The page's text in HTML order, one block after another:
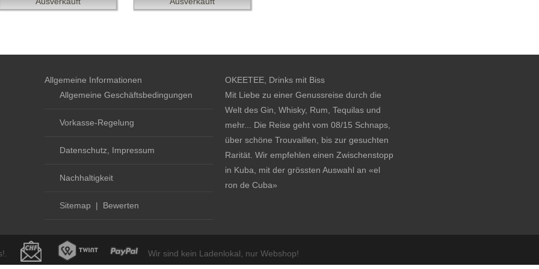
Wir sind kein Ladenlokal, nur Webshop!
Allgemeine Informationen
Allgemeine Geschäftsbedingungen
Vorkasse-Regelung
Datenschutz, Impressum
Nachhaltigkeit
Sitemap | Bewerten
OKEETEE, Drinks mit Biss
Mit Liebe zu einer Genussreise durch die
Welt des Gin, Whisky, Rum, Tequilas und
mehr... Die Reise geht vom 08/15 Schnaps,
über schöne Trouvaillen, bis zur gesuchten
Rarität. Wir empfehlen einen Zwischenstopp
in Kuba, mit der grössten Auswahl an «el
ron de Cuba»